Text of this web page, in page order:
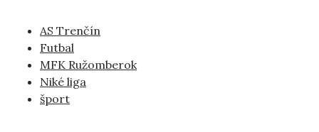
AS Trenčín
Futbal
MFK Ružomberok
Niké liga
šport